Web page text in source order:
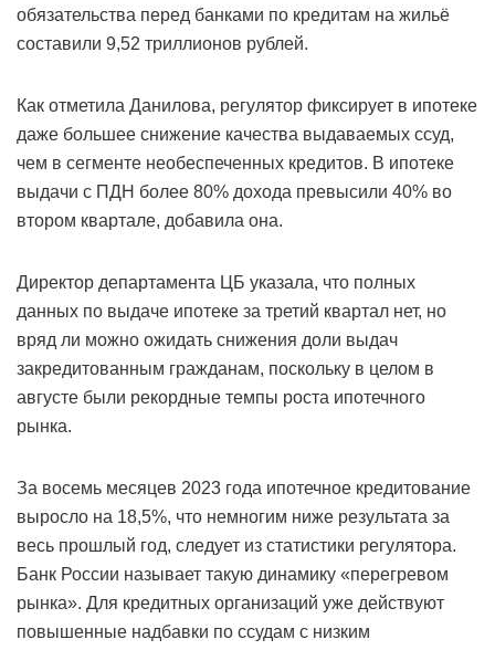
обязательства перед банками по кредитам на жильё
составили 9,52 триллионов рублей.
Как отметила Данилова, регулятор фиксирует в ипотеке
даже большее снижение качества выдаваемых ссуд,
чем в сегменте необеспеченных кредитов. В ипотеке
выдачи с ПДН более 80% дохода превысили 40% во
втором квартале, добавила она.
Директор департамента ЦБ указала, что полных
данных по выдаче ипотеке за третий квартал нет, но
вряд ли можно ожидать снижения доли выдач
закредитованным гражданам, поскольку в целом в
августе были рекордные темпы роста ипотечного
рынка.
За восемь месяцев 2023 года ипотечное кредитование
выросло на 18,5%, что немногим ниже результата за
весь прошлый год, следует из статистики регулятора.
Банк России называет такую динамику «перегревом
рынка». Для кредитных организаций уже действуют
повышенные надбавки по ссудам с низким